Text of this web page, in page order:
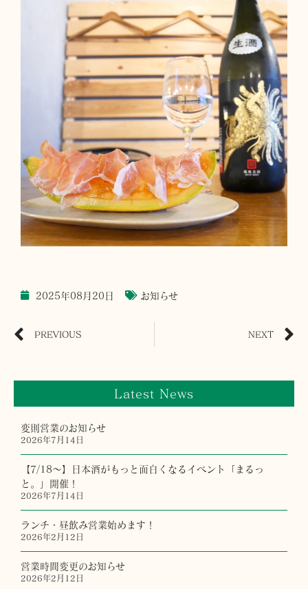
2025年08月20日 お知らせ
PREVIOUS NEXT
Latest News
変則営業のお知らせ
2026年7月14日
【7/18〜】日本酒がもっと面白くなるイベント「まるっ
と。」開催！
2026年7月14日
ランチ・昼飲み営業始めます！
2026年2月12日
営業時間変更のお知らせ
2026年2月12日